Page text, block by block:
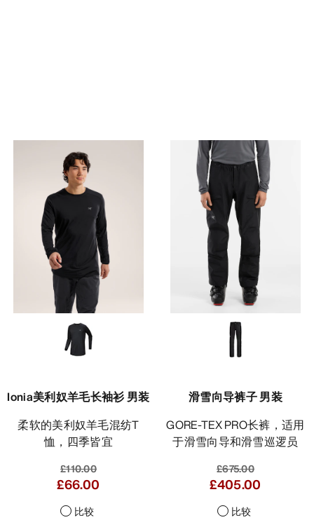
Ionia美利奴羊毛长袖衫 男装
柔软的美利奴羊毛混纺T
恤，四季皆宜
£110.00
£66.00
比较
滑雪向导裤子 男装
GORE-TEX PRO长裤，适用
于滑雪向导和滑雪巡逻员
£675.00
£405.00
比较